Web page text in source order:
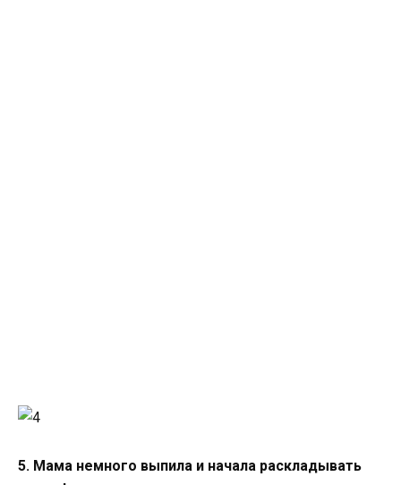
5. Мама немного выпила и начала раскладывать